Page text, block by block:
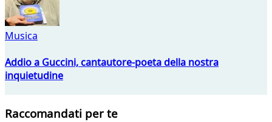
Musica
Addio a Guccini, cantautore-poeta della nostra
inquietudine
Raccomandati per te